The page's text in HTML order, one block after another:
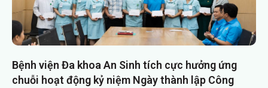
Bệnh viện Đa khoa An Sinh tích cực hưởng ứng
chuỗi hoạt động kỷ niệm Ngày thành lập Công